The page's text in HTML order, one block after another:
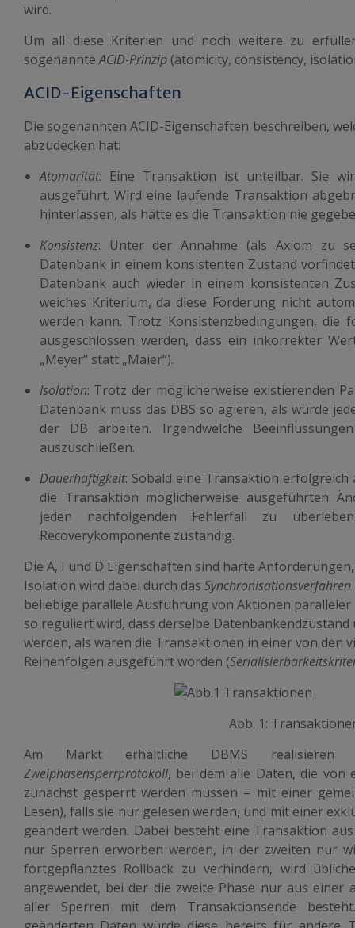
wird.
Um all diese Kriterien und noch weitere zu
sogenannteACID-Prinzip(atomicity, consistency,
ACID-Eigenschaften
Die sogenannten ACID-Eigenschaften beschreiben,
abzudecken hat:
Atomarität: Eine Transaktion ist unteilbar. Sie
ausgeführt. Wird eine laufende Transaktion
hinterlassen, als hätte es die Transaktion nie
Konsistenz: Unter der Annahme (als Axiom zu
Datenbank in einem konsistenten Zustand
Datenbank auch wieder in einem konsistenten
weiches Kriterium, da diese Forderung nicht
werden kann. Trotz Konsistenzbedingungen, die
ausgeschlossen werden, dass ein inkorrekter
„Meyer“ statt „Maier“).
Isolation: Trotz der möglicherweise existierenden
Datenbank muss das DBS so agieren, als würde
der DB arbeiten. Irgendwelche
auszuschließen.
Dauerhaftigkeit: Sobald eine Transaktion
die Transaktion möglicherweise ausgeführten
jeden nachfolgenden Fehlerfall zu
Recoverykomponente zuständig.
Die A, I und D Eigenschaften sind harte
Isolation wird dabei durch das Synchronisationsverfahren
beliebige parallele Ausführung von Aktionen
so reguliert wird, dass derselbe
werden, als wären die Transaktionen in einer von den
Reihenfolgen ausgeführt worden (
Abb. 1:
Am Markt erhältliche DBMS realisieren
Zweiphasensperrprotokoll, bei dem alle Daten, die von
zunächst gesperrt werden müssen – mit einer
Lesen), falls sie nur gelesen werden, und mit einer
geändert werden. Dabei besteht eine Transaktion
nur Sperren erworben werden, in der zweiten nur
fortgepflanztes Rollback zu verhindern, wird
angewendet, bei der die zweite Phase nur aus einer
aller Sperren mit dem Transaktionsende